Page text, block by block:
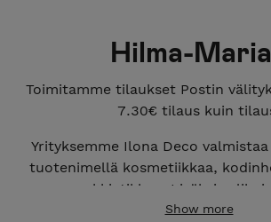
Hilma-
Toimitamme tilaukset Postin
7.30€ tilaus kuin
Yrityksemme Ilona Deco
tuotenimellä kosmetiikkaa,
mm. pyykkietikkaa. Lisäksi
joitakin yhteistyökumppaneiden
Show more